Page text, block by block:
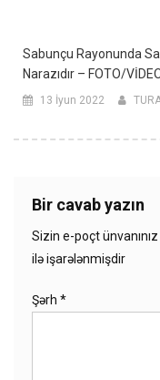
Sabunçu Rayonunda
Narazıdır – FOTO/
13 İyun 2022
Bir cavab yazın
Sizin e-poçt
ilə işarələnmişdir
Şərh *